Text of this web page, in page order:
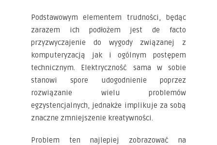
Podstawowym elementem trudności, będąc
zarazem ich podłożem jest de facto
przyzwyczajenie do wygody związanej z
komputeryzacją jak i ogólnym postępem
technicznym. Elektryczność sama w sobie
stanowi spore udogodnienie poprzez
rozwiązanie wielu problemów
egzystencjalnych, jednakże implikuje za sobą
znaczne zmniejszenie kreatywności.
Problem ten najlepiej zobrazować na